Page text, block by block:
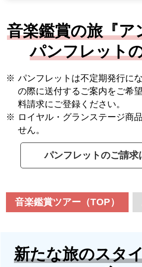
音楽鑑賞の旅『ア
パンフレット
パンフレットは不定期発行に
の際に送付するご案内をご希
料請求にご登録ください。
ロイヤル・グランステージ商
せん。
パンフレットのご請求
音楽鑑賞ツアー（TOP）
新たな旅のスタ